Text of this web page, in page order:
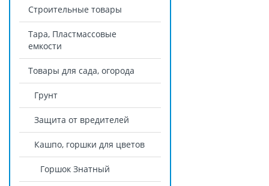
Строительные товары
Тара, Пластмассовые
емкости
Товары для сада, огорода
Грунт
Защита от вредителей
Кашпо, горшки для цветов
Горшок Знатный